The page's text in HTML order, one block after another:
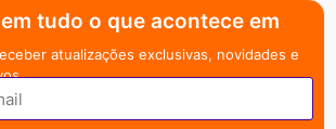
tudo o que acontece em
atualizações exclusivas, novidades e